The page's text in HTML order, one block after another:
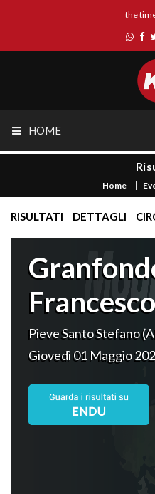
the
HOME
Home
RISULTATI DETTAGLI
Francesco
Pieve Santo Stefano
Giovedì 01 Maggio